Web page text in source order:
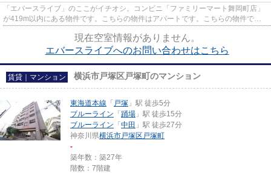
「エバースライブ」のここがイチオシ。コンビニ「ファミリーマート舞岡町店」
が419m以内にある物件です。こちらの物件はアパートです。こちらの物件では
現在空室情報がありません。
エバースライブへのお問い合わせはこちら
賃貸｜マンション 横浜市戸塚区戸塚町のマンション
東海道本線 「 戸塚 」駅 徒歩5分
ブルーライン 「 踊場 」駅 徒歩15分
ブルーライン 「 中田 」駅 徒歩27分
神奈川県横浜市戸塚区 戸塚町
-
築年数：築27年
階数：7階建